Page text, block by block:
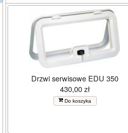
Drzwi serwisowe EDU 350
430,00 zł
Do koszyka